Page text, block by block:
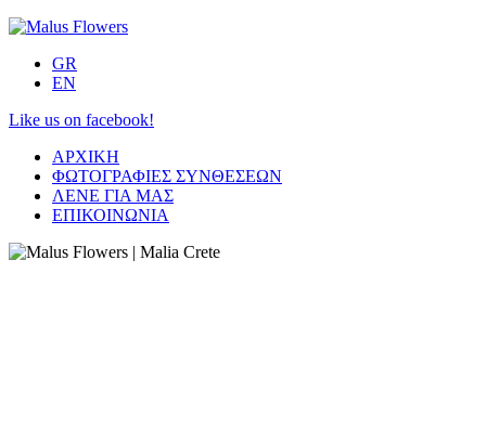
GR
EN
Like us on facebook!
ΑΡΧΙΚΗ
ΦΩΤΟΓΡΑΦΙΕΣ ΣΥΝΘΕΣΕΩΝ
ΛΕΝΕ ΓΙΑ ΜΑΣ
ΕΠΙΚΟΙΝΩΝΙΑ